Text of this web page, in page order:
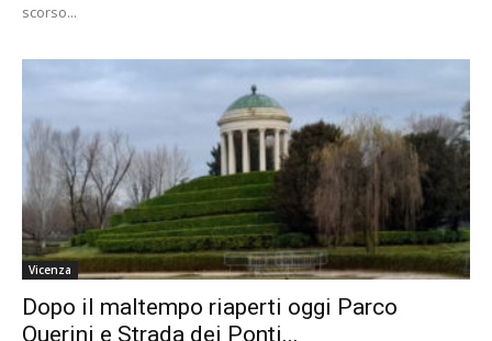
scorso...
Vicenza
Dopo il maltempo riaperti oggi Parco
Querini e Strada dei Ponti...